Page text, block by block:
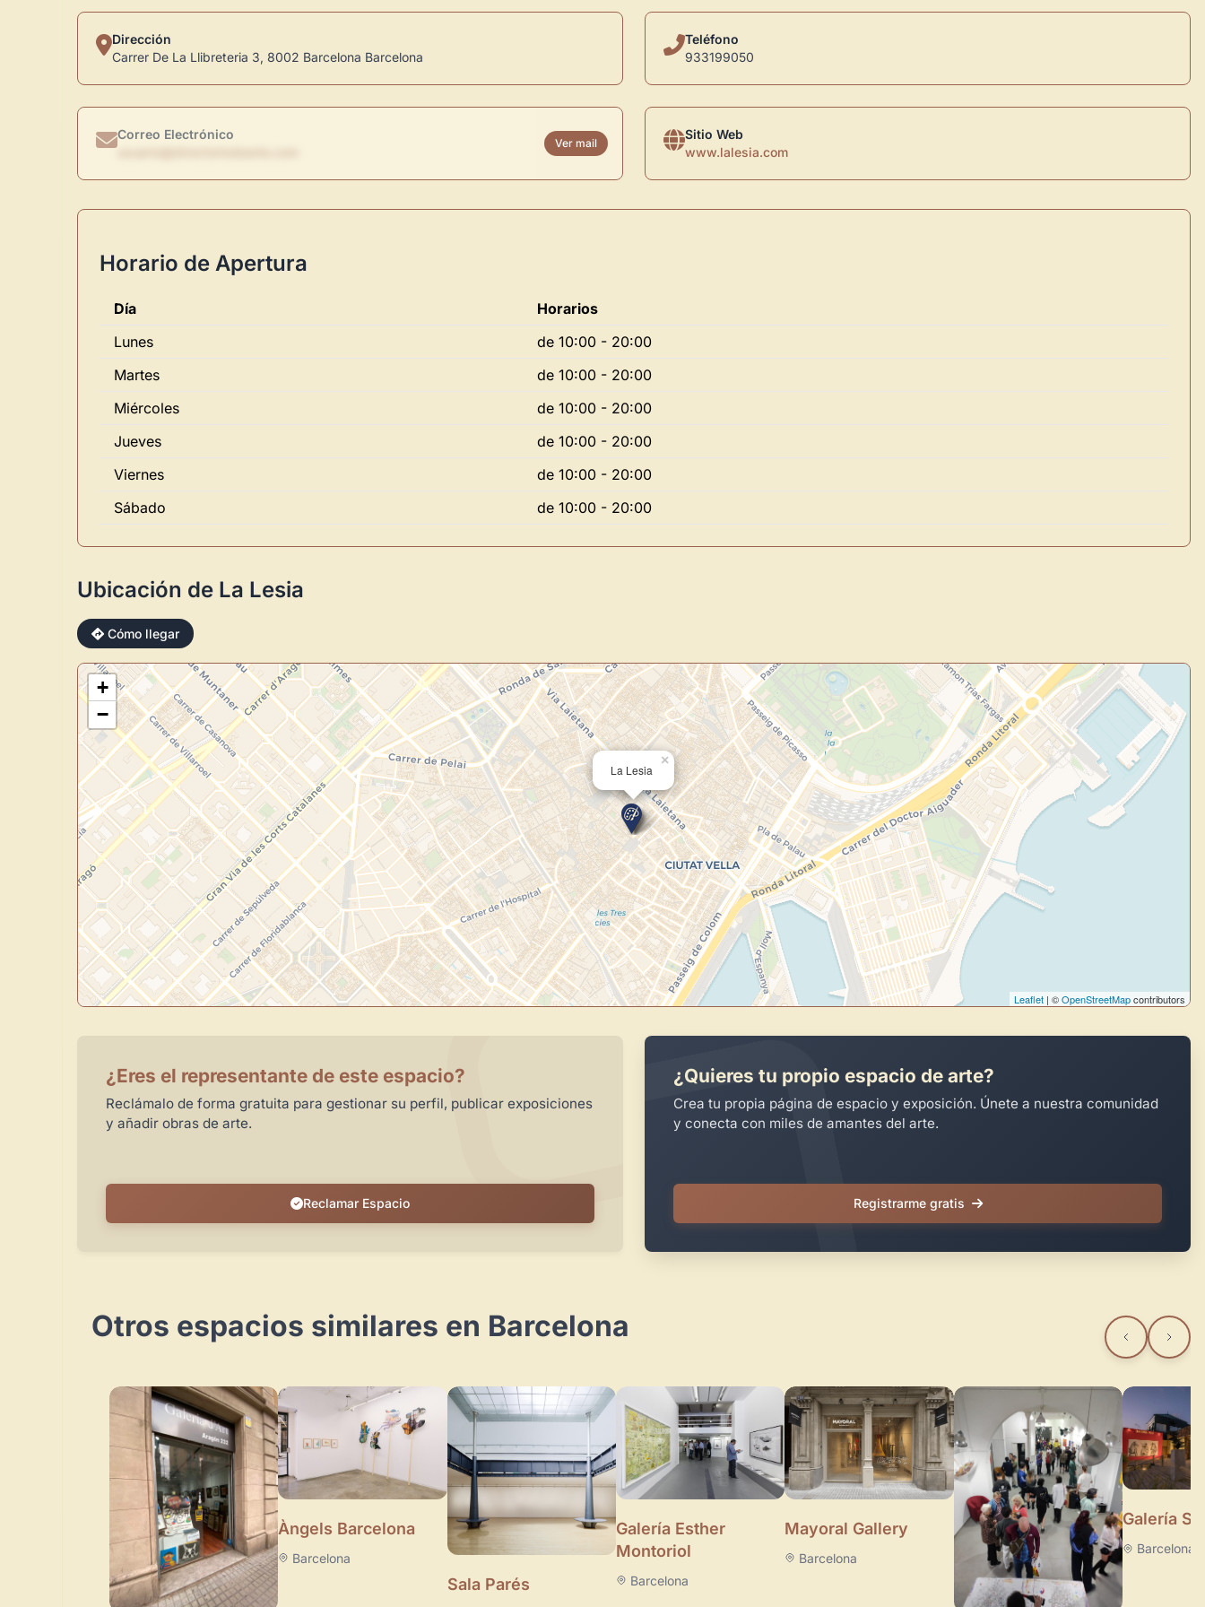
Dirección
Carrer De La Llibreteria 3, 8002 Barcelona Barcelona
Teléfono
933199050
Correo Electrónico
Ver mail
Sitio Web
www.lalesia.com
Horario de Apertura
Día
Horarios
Lunes
de 10:00 - 20:00
Martes
de 10:00 - 20:00
Miércoles
de 10:00 - 20:00
Jueves
de 10:00 - 20:00
Viernes
de 10:00 - 20:00
Sábado
de 10:00 - 20:00
Ubicación de La Lesia
Cómo llegar
La Lesia
×
+
−
Leaflet | ©OpenStreetMapcontributors
¿Eres el representante de este espacio?
Reclámalo de forma gratuita para gestionar su perfil, publicar exposiciones
y añadir obras de arte.
Reclamar Espacio
¿Quieres tu propio espacio de arte?
Crea tu propia página de espacio y exposición. Únete a nuestra comunidad
y conecta con miles de amantes del arte.
Registrarme gratis
Otros espacios similares en Barcelona
Àngels Barcelona
Barcelona
Sala Parés
Galería Esther
Montoriol
Barcelona
Mayoral Gallery
Barcelona
Galería
Barcelona
Novedad: Tu Panel de Usuario
Directorio de Arte
centro de control para gestionar todo tu arte.
Crear cuenta y abrir mi Panel Explorar obras